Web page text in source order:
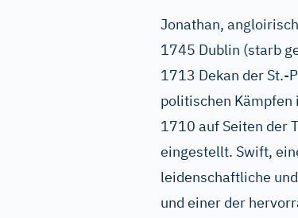
Jonathan,
1745 Dublin (starb
1713 Dekan der St.-
politischen Kämpfen
1710 auf Seiten der
eingestellt. Swift,
leidenschaftliche
und einer der